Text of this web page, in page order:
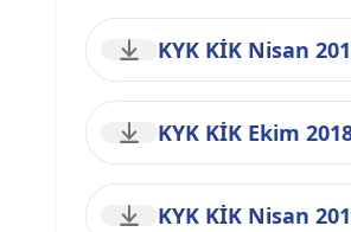
KYK KİK Nisan
KYK KİK Ekim
KYK KİK Nisan